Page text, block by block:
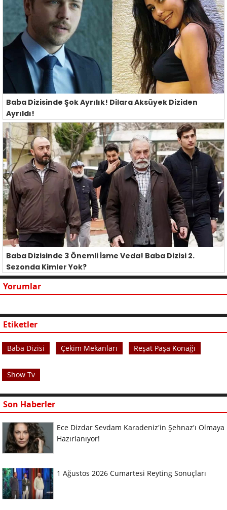
Baba Dizisinde Şok Ayrılık! Dilara Aksüyek Diziden
Ayrıldı!
Baba Dizisinde 3 Önemli İsme Veda! Baba Dizisi 2.
Sezonda Kimler Yok?
Yorumlar
Etiketler
Baba Dizisi Çekim Mekanları Reşat Paşa Konağı
Show Tv
Son Haberler
Ece Dizdar Sevdam Karadeniz'in Şehnaz'ı Olmaya
Hazırlanıyor!
1 Ağustos 2026 Cumartesi Reyting Sonuçları